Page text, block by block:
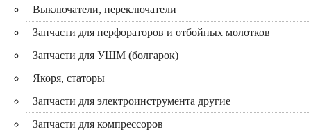
Выключатели, переключатели
Запчасти для перфораторов и отбойных молотков
Запчасти для УШМ (болгарок)
Якоря, статоры
Запчасти для электроинструмента другие
Запчасти для компрессоров